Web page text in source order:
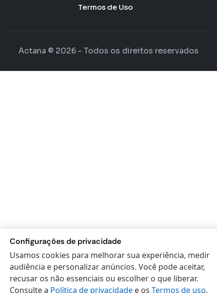
Termos de Uso
Actana © 2026 - Todos os direitos reservados
Configurações de privacidade
Usamos cookies para melhorar sua experiência, medir
audiência e personalizar anúncios. Você pode aceitar,
recusar os não essenciais ou escolher o que liberar.
Consulte a Política de privacidade e os Termos de uso.